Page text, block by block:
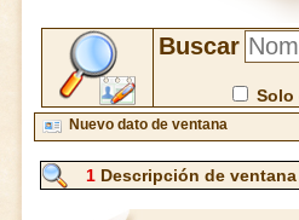
Buscar
Solo
Nuevo dato de ventana
1 Descripción de ventana